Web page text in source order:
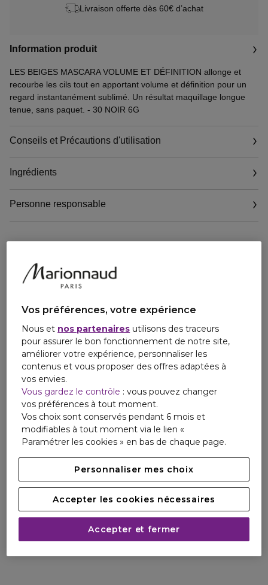
Livraison offerte dès 60€ d’achat
Information produit
LES BEIGES MASCARA VOLUME ET DÉFINITION allonge et
recourbe les cils tout en apportant volume et définition pour un
regard instantanément sublimé. Un résultat maquillage longue
tenue, sans paquet. - 30 NOIR 6G
Conseils et Précautions d'utilisation
Ingrédients
Personne responsable
Vos préférences, votre expérience
Nous et nos partenaires utilisons des traceurs
pour assurer le bon fonctionnement de notre site,
améliorer votre expérience, personnaliser les
contenus et vous proposer des offres adaptées à
vos envies.
Vous gardez le contrôle : vous pouvez changer
vos préférences à tout moment.
Vos choix sont conservés pendant 6 mois et
modifiables à tout moment via le lien «
Paramétrer les cookies » en bas de chaque page.
Personnaliser mes choix
Accepter les cookies nécessaires
Accepter et fermer